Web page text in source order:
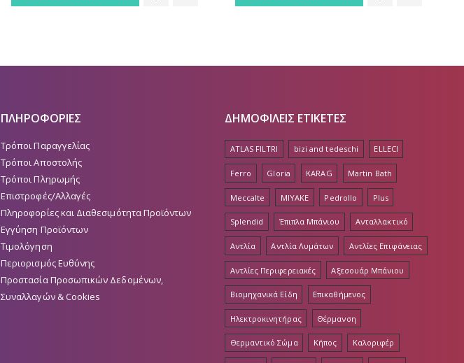
ΠΛΗΡΟΦΟΡΙΕΣ
Τρόποι Παραγγελίας
Τρόποι Αποστολής
Τρόποι Πληρωμής
Επιστροφές/Αλλαγές
Πληροφορίες και Διαθεσιμότητα Προϊόντων
Εγγύηση Προϊόντων
Τιμολόγηση
Περιορισμός Ευθύνης
Προστασία Προσωπικών Δεδομένων,
Συναλλαγών & Cookies
ΔΗΜΟΦΙΛΕΙΣ ΕΤΙΚΕΤΕΣ
ATLAS FILTRI bizi and tedeschi ELLECI
Ferro Gloria KARAG Martin Bath
Meccalte MIYAKE Pedrollo Plus
Splendid Έπιπλα Μπάνιου Ανταλλακτικό
Αντλία Αντλία Λυμάτων Αντλίες Επιφάνειας
Αντλίες Περιφερειακές Αξεσουάρ Μπάνιου
Βιομηχανικά Είδη Επικαθήμενος
Ηλεκτροκινητήρας Θέρμανση
Θερμαντικό Σώμα Κήπος Καλοριφέρ